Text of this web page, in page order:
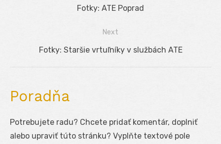
Previous
Fotky: ATE Poprad
Next
Next
Fotky: Staršie vrtuľníky v službách ATE
Poradňa
Potrebujete radu? Chcete pridať komentár, doplniť
alebo upraviť túto stránku? Vyplňte textové pole